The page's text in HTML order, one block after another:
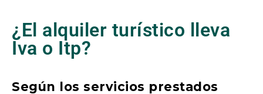
¿El alquiler turístico lleva
Iva o Itp?
Según los servicios prestados